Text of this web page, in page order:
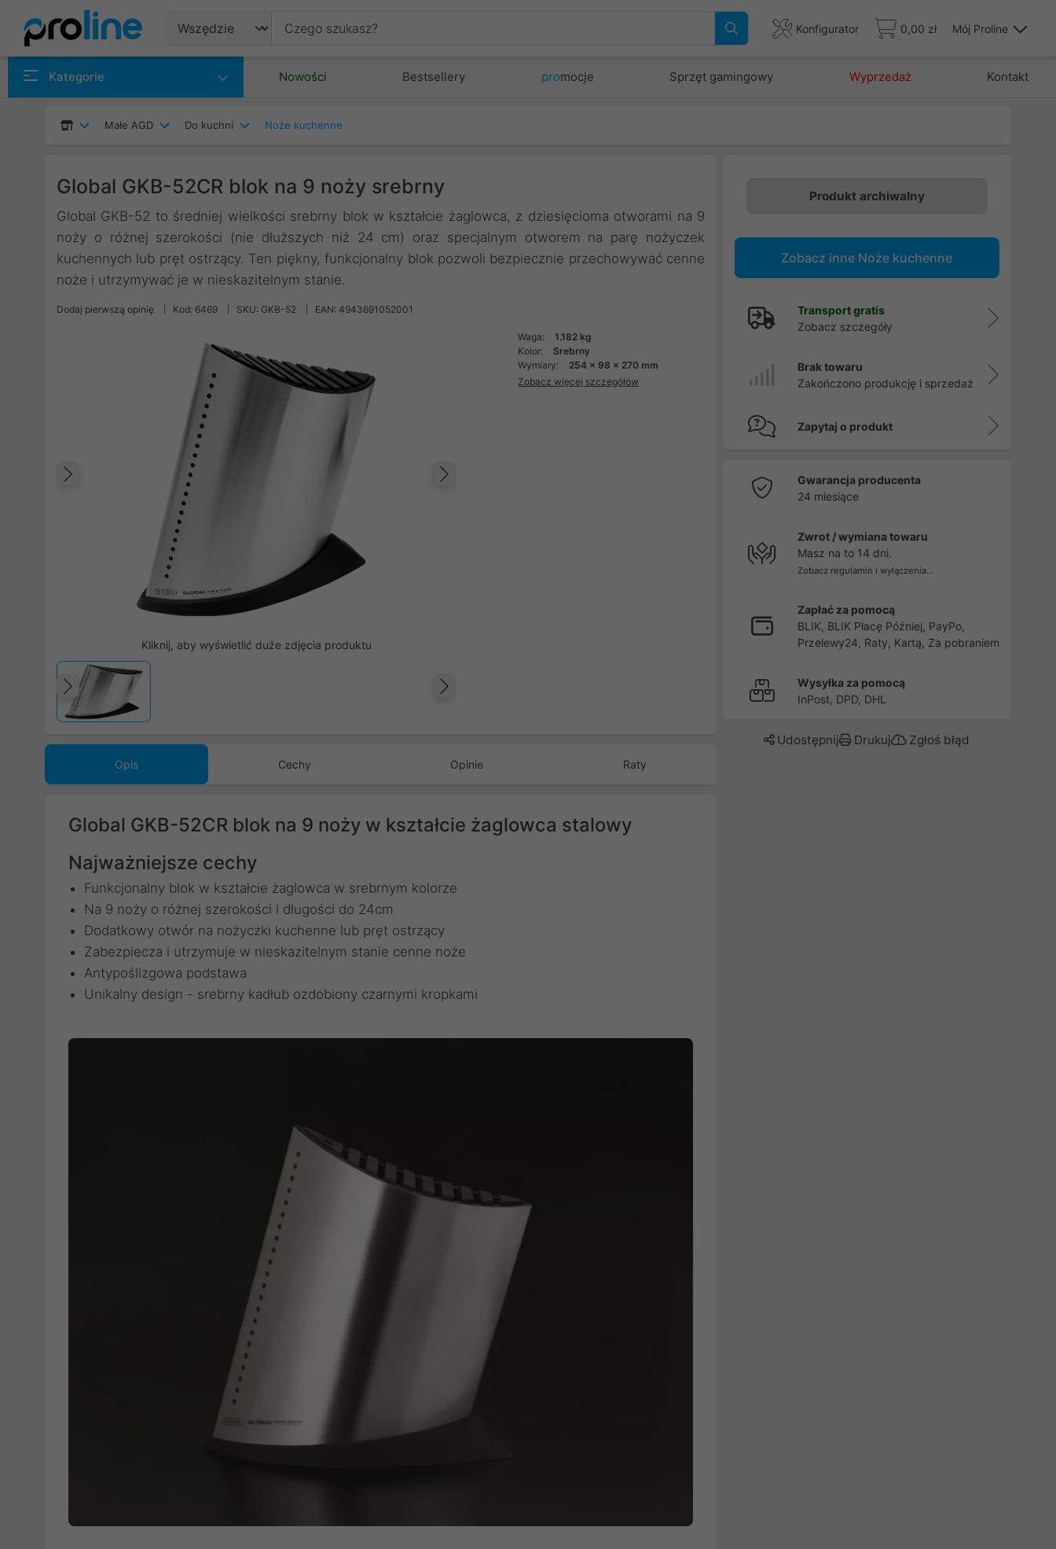
Konfigurator 0,00 zł Mój Proline
Kategorie Nowości Bestsellery promocje Sprzęt gamingowy Wyprzedaż Kontakt
Małe AGD Do kuchni Noże kuchenne
Global GKB-52CR blok na 9 noży srebrny
Global GKB-52 to średniej wielkości srebrny blok w kształcie żaglowca, z dziesięcioma otworami na 9
noży o różnej szerokości (nie dłuższych niż 24 cm) oraz specjalnym otworem na parę nożyczek
kuchennych lub pręt ostrzący. Ten piękny, funkcjonalny blok pozwoli bezpiecznie przechowywać cenne
noże i utrzymywać je w nieskazitelnym stanie.
Dodaj pierwszą opinię Kod: 6469 SKU: GKB-52 EAN: 4943691052001
Poprzedni
Kliknij, aby wyświetlić duże zdjęcia produktu
Poprzedni
Waga:
1.182 kg
Kolor:
Srebrny
Wymiary:
254 x 98 x 270 mm
Zobacz więcej szczegółów
Opis Cechy Opinie Raty
Global GKB-52CR blok na 9 noży w kształcie żaglowca stalowy
Najważniejsze cechy
Funkcjonalny blok w kształcie żaglowca w srebrnym kolorze
Na 9 noży o różnej szerokości i długości do 24cm
Dodatkowy otwór na nożyczki kuchenne lub pręt ostrzący
Zabezpiecza i utrzymuje w nieskazitelnym stanie cenne noże
Antypoślizgowa podstawa
Unikalny design - srebrny kadłub ozdobiony czarnymi kropkami
Produkt archiwalny
Zobacz inne Noże kuchenne
Transport gratis
Zobacz szczegóły
Brak towaru
Zakończono produkcję i sprzedaż
Zapytaj o produkt
Gwarancja producenta
24 miesiące
Zwrot / wymiana towaru
Masz na to 14 dni.
Zobacz regulamin i wyłączenia...
Zapłać za pomocą
BLIK, BLIK Płacę Później, PayPo,
Przelewy24, Raty, Kartą, Za pobraniem
Wysyłka za pomocą
InPost, DPD, DHL
Udostępnij Drukuj Zgłoś błąd